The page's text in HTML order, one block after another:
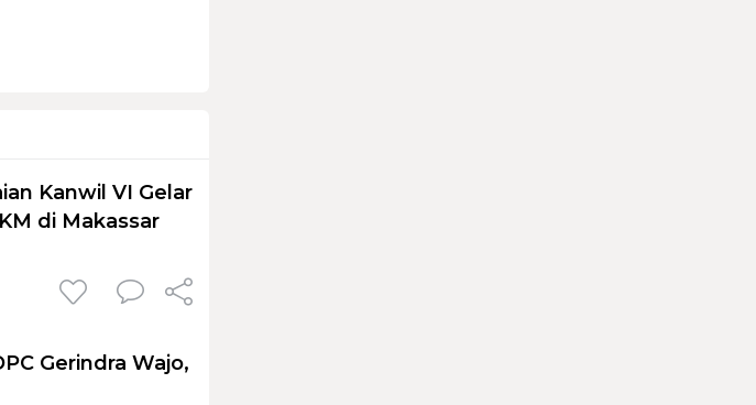
Kanwil VI Gelar
di Makassar
Gerindra Wajo,